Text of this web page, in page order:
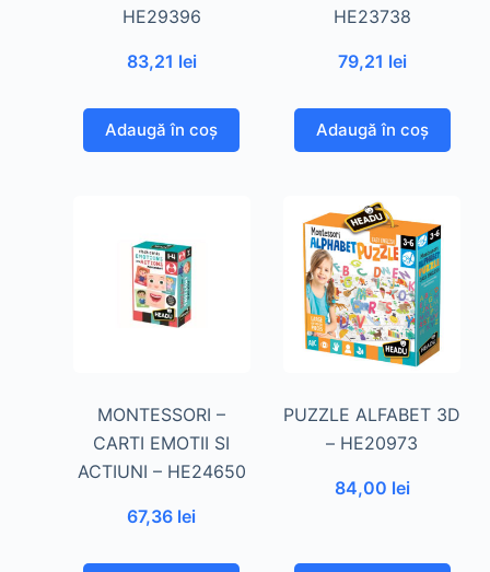
HE29396
83,21 lei
Adaugă în coș
HE23738
79,21 lei
Adaugă în coș
MONTESSORI –
CARTI EMOTII SI
ACTIUNI – HE24650
67,36 lei
PUZZLE ALFABET 3D
– HE20973
84,00 lei